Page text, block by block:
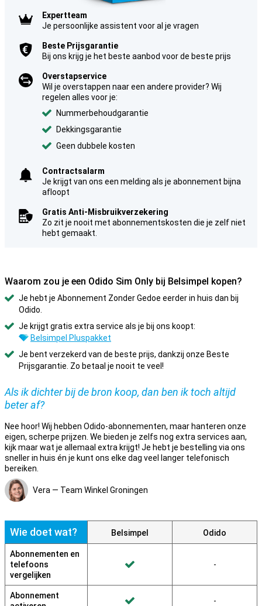
Expertteam
Je persoonlijke assistent voor al je vragen
Beste Prijsgarantie
Bij ons krijg je het beste aanbod voor de beste prijs
Overstapservice
Wil je overstappen naar een andere provider? Wij
regelen alles voor je:
Nummerbehoudgarantie
Dekkingsgarantie
Geen dubbele kosten
Contractsalarm
Je krijgt van ons een melding als je abonnement bijna
afloopt
Gratis Anti-Misbruikverzekering
Zo zit je nooit met abonnementskosten die je zelf niet
hebt gemaakt.
Waarom zou je een Odido Sim Only bij Belsimpel kopen?
Je hebt je Abonnement Zonder Gedoe eerder in huis dan bij
Odido.
Je krijgt gratis extra service als je bij ons koopt:
Belsimpel Pluspakket
Je bent verzekerd van de beste prijs, dankzij onze Beste
Prijsgarantie. Zo betaal je nooit te veel!
Als ik dichter bij de bron koop, dan ben ik toch altijd
beter af?
Nee hoor! Wij hebben Odido-abonnementen, maar hanteren onze
eigen, scherpe prijzen. We bieden je zelfs nog extra services aan,
kijk maar wat je allemaal extra krijgt! Je hebt je bestelling via ons
sneller in huis én je kunt ons elke dag veel langer telefonisch
bereiken.
Vera — Team Winkel Groningen
Wie doet wat? Belsimpel Odido
Abonnementen en
telefoons
vergelijken
Wordt gedaan door BelsimpelWordt niet gedaan
-
Abonnement
Wordt gedaan door BelsimpelWordt niet gedaan
-